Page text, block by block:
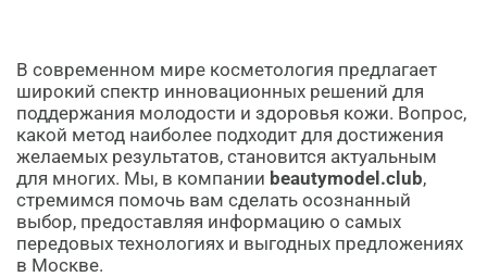
В современном мире косметология предлагает
широкий спектр инновационных решений для
поддержания молодости и здоровья кожи. Вопрос,
какой метод наиболее подходит для достижения
желаемых результатов, становится актуальным
для многих. Мы, в компании beautymodel.club,
стремимся помочь вам сделать осознанный
выбор, предоставляя информацию о самых
передовых технологиях и выгодных предложениях
в Москве.